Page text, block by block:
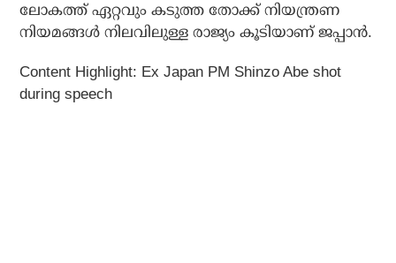
ലോകത്ത് ഏറ്റവും കടുത്ത തോക്ക് നിയന്ത്രണ
നിയമങ്ങള്‍ നിലവിലുള്ള രാജ്യം കൂടിയാണ് ജപ്പാന്‍.
Content Highlight: Ex Japan PM Shinzo Abe shot
during speech